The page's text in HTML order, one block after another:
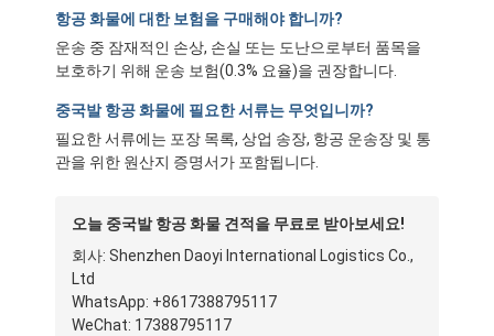
공장 투어
품질 관리
연락처
지금 챗팅하세요
국제 화물운송 포워드
공기 운임 후불
항공 화물에 대한 보험을 구매해야 합니까?
운송 중 잠재적인 손상, 손실 또는 도난으로부터 품목을
보호하기 위해 운송 보험(0.3% 요율)을 권장합니다.
중국발 항공 화물에 필요한 서류는 무엇입니까?
필요한 서류에는 포장 목록, 상업 송장, 항공 운송장 및 통
관을 위한 원산지 증명서가 포함됩니다.
오늘 중국발 항공 화물 견적을 무료로 받아보세요!
회사: Shenzhen Daoyi International Logistics Co.,
Ltd
WhatsApp: +8617388795117
WeChat: 17388795117